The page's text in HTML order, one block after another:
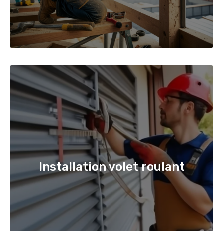
Installation volet roulant